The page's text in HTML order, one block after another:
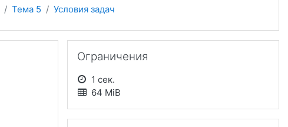
Тема 5 Условия задач
Ограничения
1 сек.
64 MiB